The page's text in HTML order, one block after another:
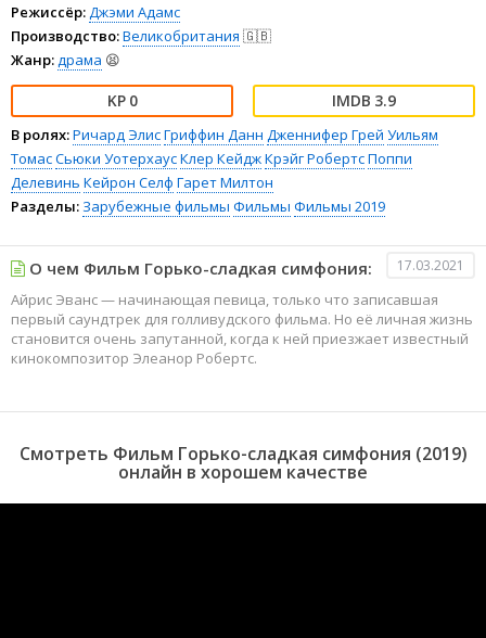
Режиссёр:Джэми Адамс
Производство:Великобритания 🇬🇧
Жанр:драма 😫
0 3.9
В ролях:Ричард ЭлисГриффин Данн Дженнифер Грей Уильям
ТомасСьюки УотерхаусКлер КейджКрэйг РобертсПоппи
Делевинь Кейрон Селф Гарет Милтон
Разделы: Зарубежные фильмы Фильмы Фильмы 2019
О чем Фильм Горько-сладкая симфония: 17.03.2021
Айрис Эванс — начинающая певица, только что записавшая
первый саундтрек для голливудского фильма. Но её личная жизнь
становится очень запутанной, когда к ней приезжает известный
кинокомпозитор Элеанор Робертс.
Смотреть Фильм Горько-сладкая симфония (2019)
онлайн в хорошем качестве